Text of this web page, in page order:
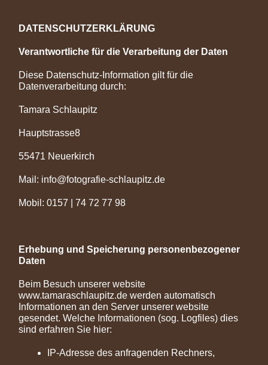
DATENSCHUTZERKLÄRUNG
Verantwortliche für die Verarbeitung der Daten
Diese Datenschutz-Information gilt für die
Datenverarbeitung durch:
Tamara Schlaupitz
Hauptstrasse8
55471 Neuerkirch
Mail: info@fotografie-schlaupitz.de
Mobil: 0157 | 74 72 77 98
Erhebung und Speicherung personenbezogener
Daten
Beim Besuch unserer website
www.tamaraschlaupitz.de werden automatisch
Informationen an den Server unserer website
gesendet. Welche Informationen (sog. Logfiles) dies
sind erfahren Sie hier:
IP-Adresse des anfragenden Rechners,